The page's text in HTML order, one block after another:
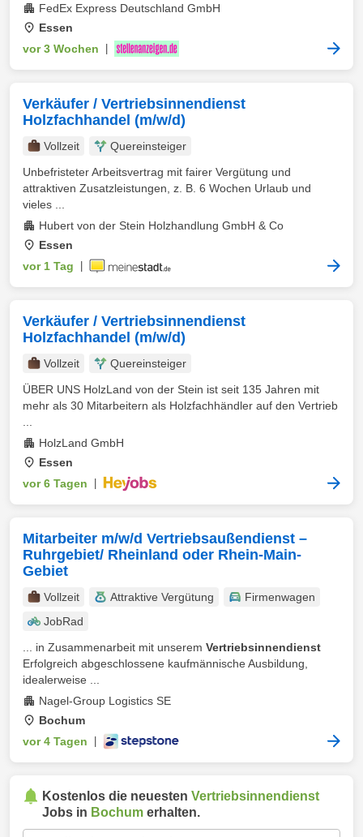
FedEx Express Deutschland GmbH
Essen
vor 3 Wochen
Verkäufer / Vertriebsinnendienst
Holzfachhandel (m/w/d)
Vollzeit
Quereinsteiger
Unbefristeter Arbeitsvertrag mit fairer Vergütung und
attraktiven Zusatzleistungen, z. B. 6 Wochen Urlaub und
vieles ...
Hubert von der Stein Holzhandlung GmbH & Co
Essen
vor 1 Tag
Verkäufer / Vertriebsinnendienst
Holzfachhandel (m/w/d)
Vollzeit
Quereinsteiger
ÜBER UNS HolzLand von der Stein ist seit 135 Jahren mit
mehr als 30 Mitarbeitern als Holzfachhändler auf den Vertrieb
HolzLand GmbH
Essen
vor 6 Tagen
Mitarbeiter m/w/d Vertriebsaußendienst –
Ruhrgebiet/ Rheinland oder Rhein-Main-
Gebiet
Vollzeit Attraktive Vergütung
Firmenwagen
JobRad
... in Zusammenarbeit mit unserem Vertriebsinnendienst
Erfolgreich abgeschlossene kaufmännische Ausbildung,
idealerweise ...
Nagel-Group Logistics SE
Bochum
vor 4 Tagen
Kostenlos die neuesten Vertriebsinnendienst
Jobs in Bochum erhalten.